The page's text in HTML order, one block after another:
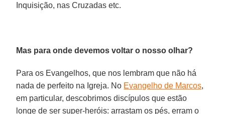
Inquisição, nas Cruzadas etc.
Mas para onde devemos voltar o nosso olhar?
Para os Evangelhos, que nos lembram que não há
nada de perfeito na Igreja. No Evangelho de Marcos,
em particular, descobrimos discípulos que estão
longe de ser super-heróis: arrastam os pés, erram o